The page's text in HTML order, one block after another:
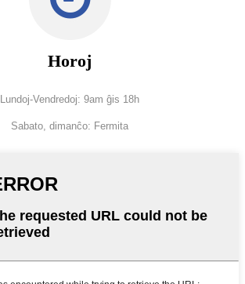
Horoj
Lundoj-Vendredoj: 9am ĝis 18h
Sabato, dimanĉo: Fermita